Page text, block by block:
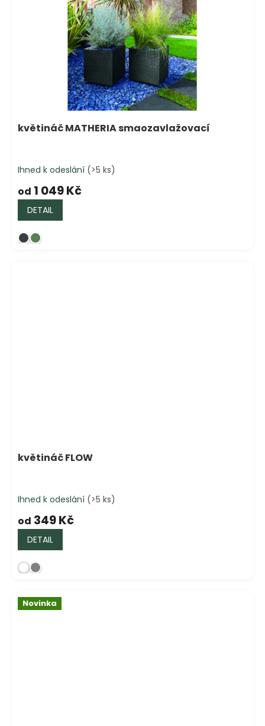
květináč MATHERIA smaozavlažovací
Ihned k odeslání (>5 ks)
od 1 049 Kč
DETAIL
květináč FLOW
Ihned k odeslání (>5 ks)
od 349 Kč
DETAIL
Novinka